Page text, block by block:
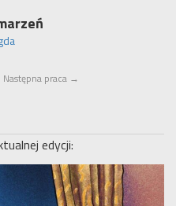
Następna praca →
edycji: